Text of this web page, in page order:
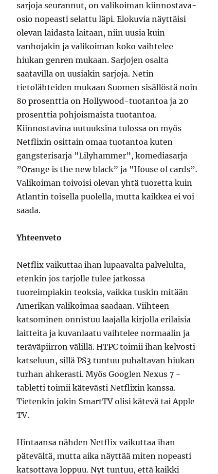
sarjoja seurannut, on valikoiman kiinnostava-
osio nopeasti selattu läpi. Elokuvia näyttäisi
olevan laidasta laitaan, niin uusia kuin
vanhojakin ja valikoiman koko vaihtelee
hiukan genren mukaan. Sarjojen osalta
saatavilla on uusiakin sarjoja. Netin
tietolähteiden mukaan Suomen sisällöstä noin
80 prosenttia on Hollywood-tuotantoa ja 20
prosenttia pohjoismaista tuotantoa.
Kiinnostavina uutuuksina tulossa on myös
Netflixin osittain omaa tuotantoa kuten
gangsterisarja ”Lilyhammer”, komediasarja
”Orange is the new black” ja ”House of cards”.
Valikoiman toivoisi olevan yhtä tuoretta kuin
Atlantin toisella puolella, mutta kaikkea ei voi
saada.
Yhteenveto
Netflix vaikuttaa ihan lupaavalta palvelulta,
etenkin jos tarjolle tulee jatkossa
tuoreimpiakin teoksia, vaikka tuskin mitään
Amerikan valikoimaa saadaan. Viihteen
katsominen onnistuu laajalla kirjolla erilaisia
laitteita ja kuvanlaatu vaihtelee normaalin ja
teräväpiirron välillä. HTPC toimii ihan kelvosti
katseluun, sillä PS3 tuntuu puhaltavan hiukan
turhan ahkerasti. Myös Googlen Nexus 7 -
tabletti toimii kätevästi Netflixin kanssa.
Tietenkin jokin SmartTV olisi kätevä tai Apple
TV.
Hintaansa nähden Netflix vaikuttaa ihan
pätevältä, mutta aika näyttää miten nopeasti
katsottava loppuu. Nyt tuntuu, että kaikki